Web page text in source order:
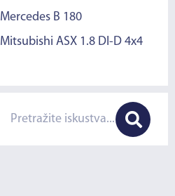
Mercedes B 180
Mitsubishi ASX 1.8 DI-D 4x4